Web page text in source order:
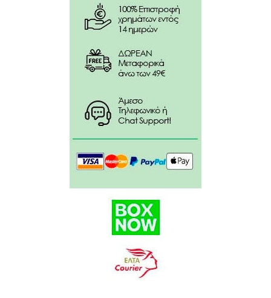
Vegetable Protein, Sodium Hyaluronate, Vegetable
Oil/Huile végétale, Arginine, Behenyl Alcohol,
Hydroxyacetophenone, Polyacrylate Crosspolymer-6,
Glyceryl Dioleate, Tocopheryl Acetate, Panthenol,
Arachidyl Glucoside, Coco-Caprylate/Caprate,
Ethylhexylglycerin, Xanthan Gum, Aminobutyric Acid,
Glyceryl Stearate, Allantoin, Sodium Gluconate,
Bisabolol, Palmitic Acid, Tocopherol, Maltodextrin,
Citronellyl Methylcrotonate, Sodium Benzoate,
Lecithin, Sodium Phytate, Parfum/Fragrance.